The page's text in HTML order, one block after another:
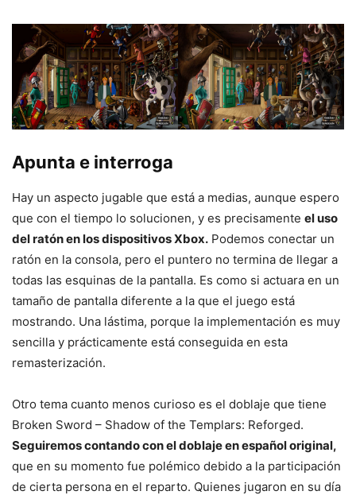
Apunta e interroga
Hay un aspecto jugable que está a medias, aunque espero
que con el tiempo lo solucionen, y es precisamente el uso
del ratón en los dispositivos Xbox. Podemos conectar un
ratón en la consola, pero el puntero no termina de llegar a
todas las esquinas de la pantalla. Es como si actuara en un
tamaño de pantalla diferente a la que el juego está
mostrando. Una lástima, porque la implementación es muy
sencilla y prácticamente está conseguida en esta
remasterización.
Otro tema cuanto menos curioso es el doblaje que tiene
Broken Sword – Shadow of the Templars: Reforged.
Seguiremos contando con el doblaje en español original,
que en su momento fue polémico debido a la participación
de cierta persona en el reparto. Quienes jugaron en su día